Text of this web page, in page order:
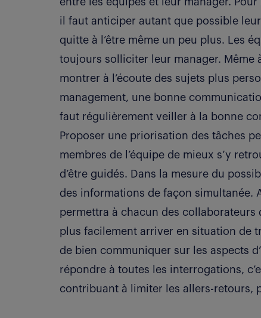
il faut anticiper autant que possible
quitte à l’être même un peu plus. Les
toujours solliciter leur manager. Même
montrer à l’écoute des sujets plus
management, une bonne
faut régulièrement veiller à la bonne
Proposer une priorisation des tâches
membres de l’équipe de mieux s’y
d’être guidés. Dans la mesure du
des informations de façon simultanée.
permettra à chacun des collaborateurs
plus facilement arriver en situation de
de bien communiquer sur les aspects
répondre à toutes les interrogations,
contribuant à limiter les allers-retours,